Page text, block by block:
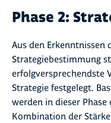
Phase 2:
Aus den Erkenntnissen
Strategiebestimmung
erfolgversprechendste
Strategie festgelegt.
werden in dieser Phase
Kombination der